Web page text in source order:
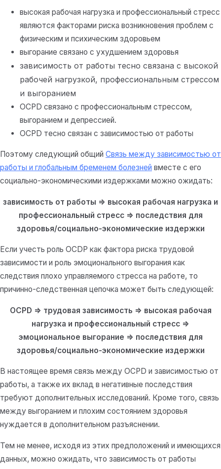
высокая рабочая нагрузка и профессиональный стресс
являются факторами риска возникновения проблем с
физическим и психическим здоровьем
выгорание связано с ухудшением здоровья
зависимость от работы тесно связана с высокой
рабочей нагрузкой, профессиональным стрессом
и выгоранием
OCPD связано с профессиональным стрессом,
выгоранием и депрессией.
OCPD тесно связан с зависимостью от работы
Поэтому следующий общий Связь между зависимостью от
работы и глобальным бременем болезней вместе с его
социально-экономическими издержками можно ожидать:
зависимость от работы => высокая рабочая нагрузка и
профессиональный стресс => последствия для
здоровья/социально-экономические издержки
Если учесть роль OCDP как фактора риска трудовой
зависимости и роль эмоционального выгорания как
следствия плохо управляемого стресса на работе, то
причинно-следственная цепочка может быть следующей:
OCPD => трудовая зависимость => высокая рабочая
нагрузка и профессиональный стресс =>
эмоциональное выгорание => последствия для
здоровья/социально-экономические издержки
В настоящее время связь между OCPD и зависимостью от
работы, а также их вклад в негативные последствия
требуют дополнительных исследований. Кроме того, связь
между выгоранием и плохим состоянием здоровья
нуждается в дополнительном разъяснении.
Тем не менее, исходя из этих предположений и имеющихся
данных, можно ожидать, что зависимость от работы